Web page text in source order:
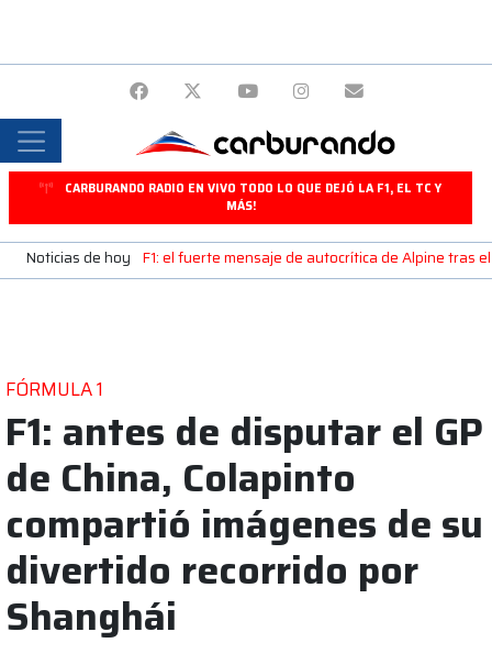
CARBURANDO RADIO EN VIVO TODO LO QUE DEJÓ LA F1, EL TC Y
MÁS!
Noticias de hoy F1: el fuerte mensaje de autocrítica de Alpine tras
FÓRMULA 1
F1: antes de disputar el GP
de China, Colapinto
compartió imágenes de su
divertido recorrido por
Shanghái